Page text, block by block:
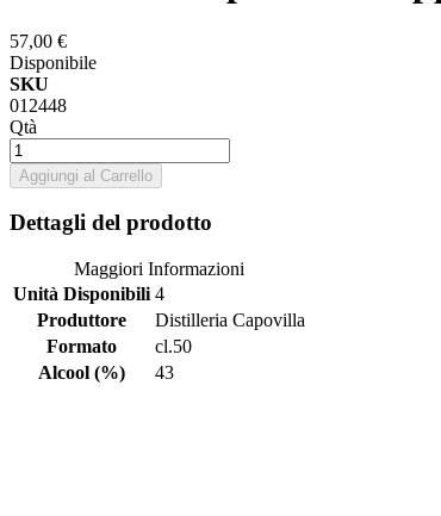
57,00 €
Disponibile
SKU
012448
Qtà
Aggiungi al Carrello
Dettagli del prodotto
Maggiori Informazioni
Unità Disponibili 4
Produttore
Distilleria Capovilla
Formato
cl.50
Alcool (%)
43